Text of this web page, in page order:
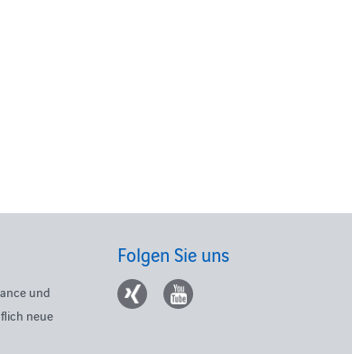
und
neue
Folgen Sie uns